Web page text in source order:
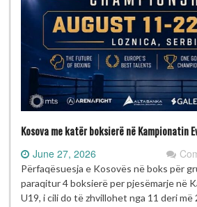
Kosova me katër boksierë në Kampionatin
June 27, 2026
Përfaqësuesja e Kosovës në boks për
paraqitur 4 boksierë per pjesëmarje në
U19, i cili do të zhvillohet nga 11 deri